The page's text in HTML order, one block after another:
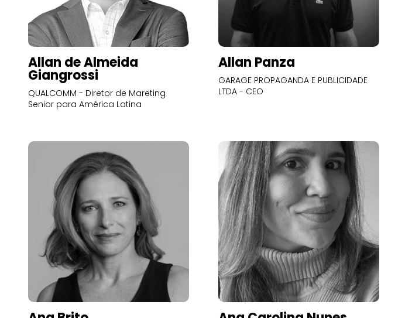
Allan de Almeida
Giangrossi
QUALCOMM - Diretor de Mareting
Senior para América Latina
Allan Panza
GARAGE PROPAGANDA E PUBLICIDADE
LTDA - CEO